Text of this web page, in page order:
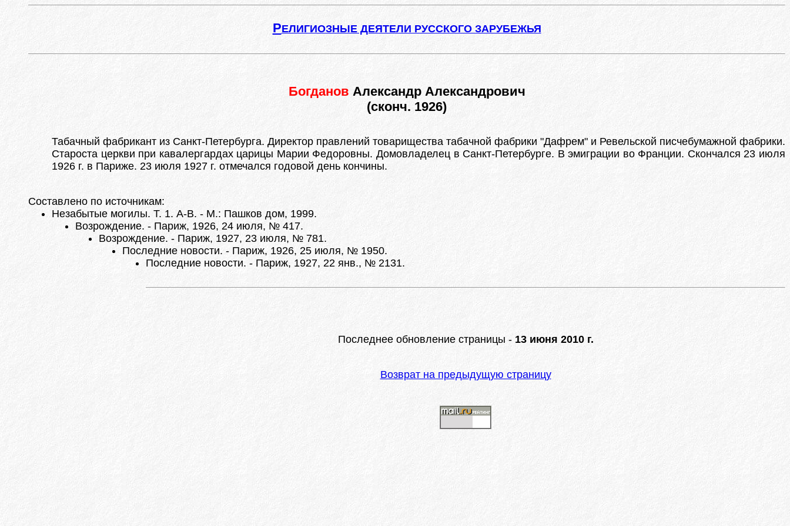
РЕЛИГИОЗНЫЕ ДЕЯТЕЛИ РУССКОГО ЗАРУБЕЖЬЯ
Богданов Александр Александрович
(сконч. 1926)
Табачный фабрикант из Санкт-Петербурга. Директор правлений товарищества табачной фабрики "Дафрем" и Ревельской писчебумажной фабрики.
Староста церкви при кавалергардах царицы Марии Федоровны. Домовладелец в Санкт-Петербурге. В эмиграции во Франции. Скончался 23 июля
1926 г. в Париже. 23 июля 1927 г. отмечался годовой день кончины.
Составлено по источникам:
Незабытые могилы. Т. 1. А-В. - М.: Пашков дом, 1999.
Возрождение. - Париж, 1926, 24 июля, № 417.
Возрождение. - Париж, 1927, 23 июля, № 781.
Последние новости. - Париж, 1926, 25 июля, № 1950.
Последние новости. - Париж, 1927, 22 янв., № 2131.
Последнее обновление страницы - 13 июня 2010 г.
Возврат на предыдущую страницу